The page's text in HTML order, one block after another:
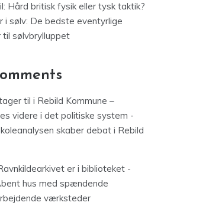
Hård britisk fysik eller tysk taktik?
i sølv: De bedste eventyrlige
til sølvbrylluppet
til i Rebild Kommune –
videre i det politiske system -
skaber debat i Rebild
er i biblioteket -
hus med spændende
værksteder